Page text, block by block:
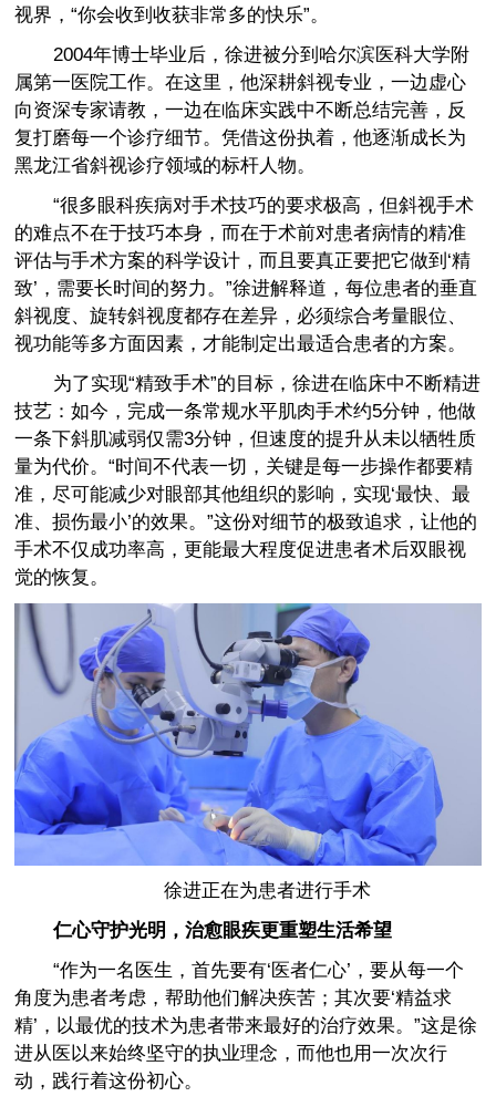
视界，“你会收到收获非常多的快乐”。
2004年博士毕业后，徐进被分到哈尔滨医科大学附
属第一医院工作。在这里，他深耕斜视专业，一边虚心
向资深专家请教，一边在临床实践中不断总结完善，反
复打磨每一个诊疗细节。凭借这份执着，他逐渐成长为
黑龙江省斜视诊疗领域的标杆人物。
“很多眼科疾病对手术技巧的要求极高，但斜视手术
的难点不在于技巧本身，而在于术前对患者病情的精准
评估与手术方案的科学设计，而且要真正要把它做到‘精
致’，需要长时间的努力。”徐进解释道，每位患者的垂直
斜视度、旋转斜视度都存在差异，必须综合考量眼位、
视功能等多方面因素，才能制定出最适合患者的方案。
为了实现“精致手术”的目标，徐进在临床中不断精进
技艺：如今，完成一条常规水平肌肉手术约5分钟，他做
一条下斜肌减弱仅需3分钟，但速度的提升从未以牺牲质
量为代价。“时间不代表一切，关键是每一步操作都要精
准，尽可能减少对眼部其他组织的影响，实现‘最快、最
准、损伤最小’的效果。”这份对细节的极致追求，让他的
手术不仅成功率高，更能最大程度促进患者术后双眼视
觉的恢复。
徐进正在为患者进行手术
仁心守护光明，治愈眼疾更重塑生活希望
“作为一名医生，首先要有‘医者仁心’，要从每一个
角度为患者考虑，帮助他们解决疾苦；其次要‘精益求
精’，以最优的技术为患者带来最好的治疗效果。”这是徐
进从医以来始终坚守的执业理念，而他也用一次次行
动，践行着这份初心。